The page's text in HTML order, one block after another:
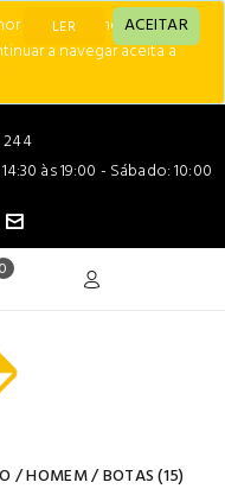
desempenho e
a navegar aceita a
LER ACEITAR
244
às 19:00 - Sábado: 10:00
0
/HOMEM/BOTAS(15)